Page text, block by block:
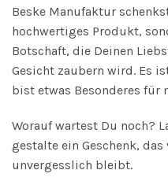
Beske Manufaktur
hochwertiges Produkt,
Botschaft, die Deinen
Gesicht zaubern wird. Es
bist etwas Besonderes für
Worauf wartest Du noch?
gestalte ein Geschenk,
unvergesslich bleibt.